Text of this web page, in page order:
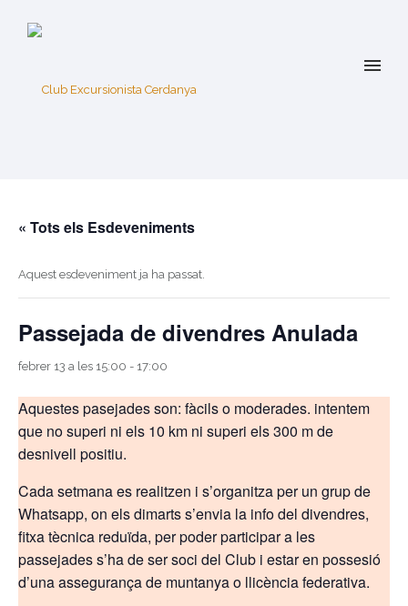
« Tots els Esdeveniments
Aquest esdeveniment ja ha passat.
Passejada de divendres Anulada
febrer 13 a les 15:00 - 17:00
Aquestes pasejades son: fàcils o moderades. intentem
que no superi ni els 10 km ni superi els 300 m de
desnivell positiu.
Cada setmana es realitzen i s’organitza per un grup de
Whatsapp, on els dimarts s’envia la info del divendres,
fitxa tècnica reduïda, per poder participar a les
passejades s’ha de ser soci del Club i estar en possesió
d’una assegurança de muntanya o llicència federativa.